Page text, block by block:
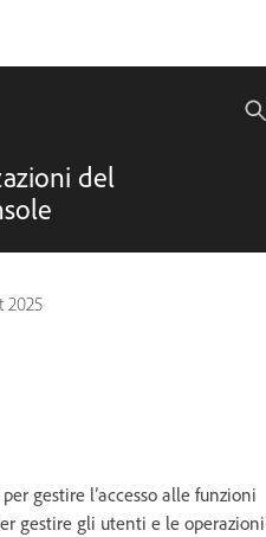
del
2025
gestire l’accesso alle funzioni
gestire gli utenti e le operazioni